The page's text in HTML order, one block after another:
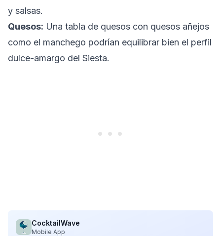
y salsas.
Quesos: Una tabla de quesos con quesos añejos
como el manchego podrían equilibrar bien el perfil
dulce-amargo del Siesta.
CocktailWave
Mobile App